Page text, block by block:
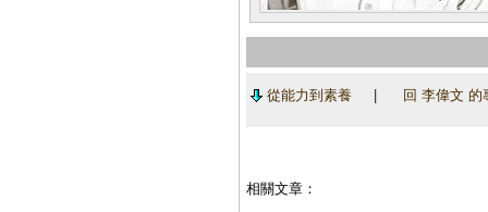
從能力到素養 | 回 李偉文 的
相關文章：